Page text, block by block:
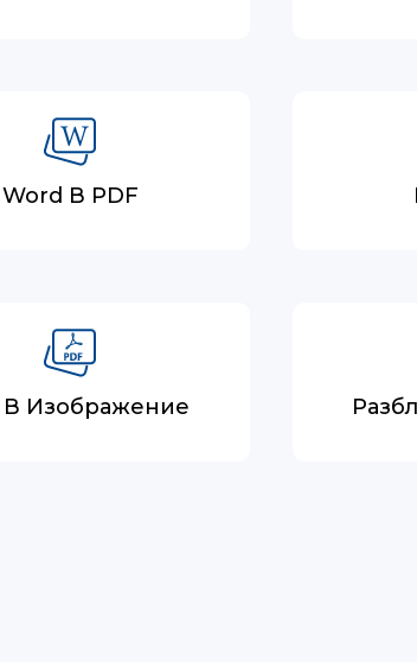
Word В PDF
В Изображение